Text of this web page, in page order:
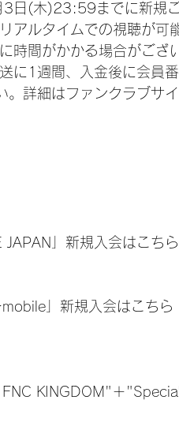
日(木)23:59までに新規
アルタイムでの視聴が可
時間がかかる場合がござ
に1週間、入金後に会員
詳細はファンクラブサ
」新規入会はこちら
」新規入会はこちら
KINGDOM"＋